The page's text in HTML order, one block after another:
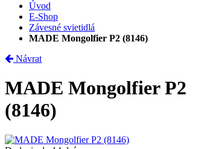
Úvod
E-Shop
Závesné svietidlá
MADE Mongolfier P2 (8146)
Návrat
MADE Mongolfier P2
(8146)